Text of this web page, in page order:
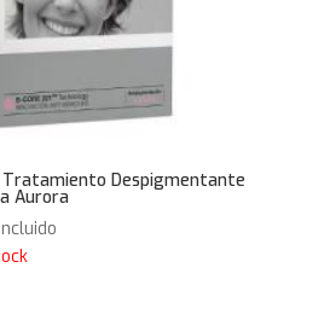
Tratamiento Despigmentante
Aurora